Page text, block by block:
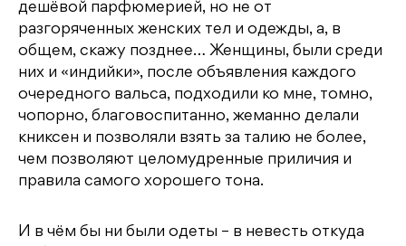
дешёвой парфюмерией, но не от
разгоряченных женских тел и одежды, а, в
общем, скажу позднее… Женщины, были среди
них и «индийки», после объявления каждого
очередного вальса, подходили ко мне, томно,
чопорно, благовоспитанно, жеманно делали
книксен и позволяли взять за талию не более,
чем позволяют целомудренные приличия и
правила самого хорошего тона.
И в чём бы ни были одеты – в невесть откуда